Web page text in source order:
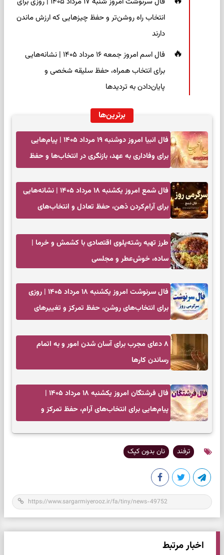
انتخاب راه روشن‌تر و حفظ چیزهایی که ارزش ماندن
دارند
فال اسم امروز جمعه ۱۶ مرداد ۱۴۰۵ | نشانه‌هایی
برای انتخاب همراه، حفظ سلیقه شخصی و
پایان‌دادن به تردیدها
برترین‌ها
فال انبیا امروز دوشنبه ۱۹ مرداد ۱۴۰۵ | پیام‌هایی
برای وفاداری به عهد، بازنگری در انتخاب‌ها و حفظ
فال شمع امروز یکشنبه ۱۸ مرداد ۱۴۰۵ | نشانه‌هایی
برای آرام‌کردن ذهن، حفظ تعادل و انتخاب‌های
طرز تهیه رشته‌پلوی اقتصادی با کشمش و خرما |
ساده، خوش‌عطر و مجلسی
فال سرنوشت امروز یکشنبه ۱۸ مرداد ۱۴۰۵ | روزی
برای انتخاب‌های روشن، حفظ تمرکز و تغییرهای
۸ دعای مجرب برای آسان شدن امور و به اتمام
رساندن کار‌ها
فال فرشتگان امروز یکشنبه ۱۸ مرداد ۱۴۰۵ |
پیام‌هایی برای انتخاب‌های آرام، حفظ تمرکز و
ترفند نان بدون کپک
اخبار مرتبط